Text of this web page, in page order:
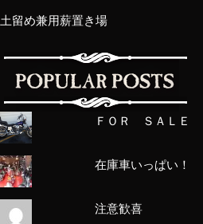
土留め兼用薪置き場
ＦＯＲ ＳＡＬＥ
在庫車いっぱい！
注意歓喜